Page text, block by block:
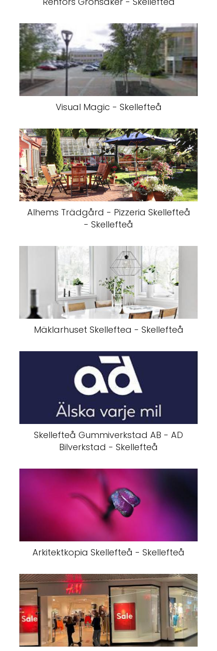
Visual Magic - Skellefteå
Alhems Trädgård - Pizzeria Skellefteå
- Skellefteå
Mäklarhuset Skelleftea - Skellefteå
Skellefteå Gummiverkstad AB - AD
Bilverkstad - Skellefteå
Arkitektkopia Skellefteå - Skellefteå